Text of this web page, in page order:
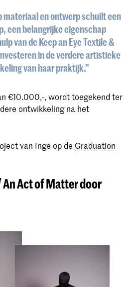
materiaal en ontwerp schuilt een
een belangrijke eigenschap
van de Keep an Eye Textile &
in de verdere artistieke
van haar praktijk."
€10.000,-, wordt toegekend ter
ontwikkeling na het
van Inge op de Graduation
An Act of Matter door